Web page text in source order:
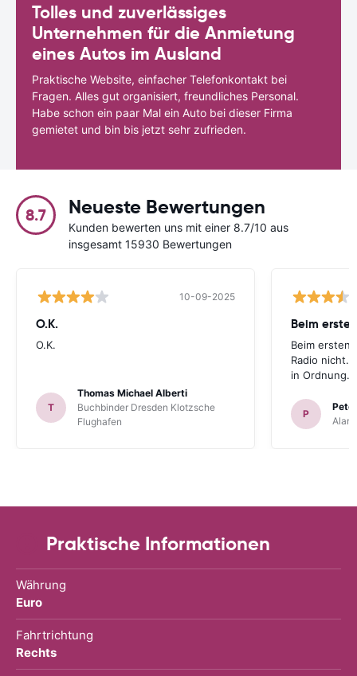
Tolles und zuverlässiges
Unternehmen für die Anmietung
eines Autos im Ausland
Praktische Website, einfacher Telefonkontakt bei
Fragen. Alles gut organisiert, freundliches Personal.
Habe schon ein paar Mal ein Auto bei dieser Firma
gemietet und bin bis jetzt sehr zufrieden.
8.7 Neueste Bewertungen
Kunden bewerten uns mit einer 8.7/10 aus
insgesamt 15930 Bewertungen
10-09-2025
O.K.
O.K.
T
Thomas Michael Alberti
Buchbinder Dresden Klotzsche
Flughafen
Beim
Beim ersten
Radio nicht.
in Ordnung.
P
Praktische Informationen
Währung
Euro
Fahrtrichtung
Rechts